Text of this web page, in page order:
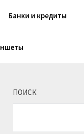
Банки и кредиты
ПОИСК